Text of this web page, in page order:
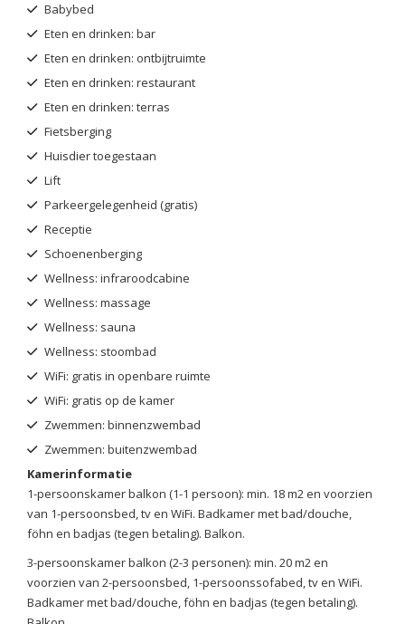
Babybed
Eten en drinken: bar
Eten en drinken: ontbijtruimte
Eten en drinken: restaurant
Eten en drinken: terras
Fietsberging
Huisdier toegestaan
Lift
Parkeergelegenheid (gratis)
Receptie
Schoenenberging
Wellness: infraroodcabine
Wellness: massage
Wellness: sauna
Wellness: stoombad
WiFi: gratis in openbare ruimte
WiFi: gratis op de kamer
Zwemmen: binnenzwembad
Zwemmen: buitenzwembad
Kamerinformatie
1-persoonskamer balkon (1-1 persoon): min. 18 m2 en voorzien
van 1-persoonsbed, tv en WiFi. Badkamer met bad/douche,
föhn en badjas (tegen betaling). Balkon.
3-persoonskamer balkon (2-3 personen): min. 20 m2 en
voorzien van 2-persoonsbed, 1-persoonssofabed, tv en WiFi.
Badkamer met bad/douche, föhn en badjas (tegen betaling).